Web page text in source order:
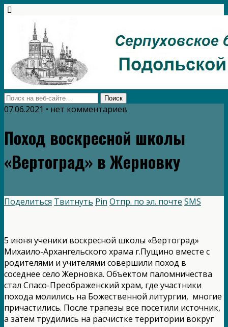
07.06.2021 • нет комментариев
Поход воскресной школы
«Вертоград» в Жерновку
Поделиться Твитнуть Pin Отпр. по эл. почте SMS
5 июня ученики воскресной школы «Вертоград»
Михаило-Архангельского храма г.Пущино вместе с
родителями и учителями совершили поход в
соседнее село Жерновка. Объектом паломничества
стал Спасо-Преображенский храм, где участники
похода молились на Божественной литургии, многие
причастились. После трапезы все посетили источник,
а затем трудились на расчистке территории вокруг